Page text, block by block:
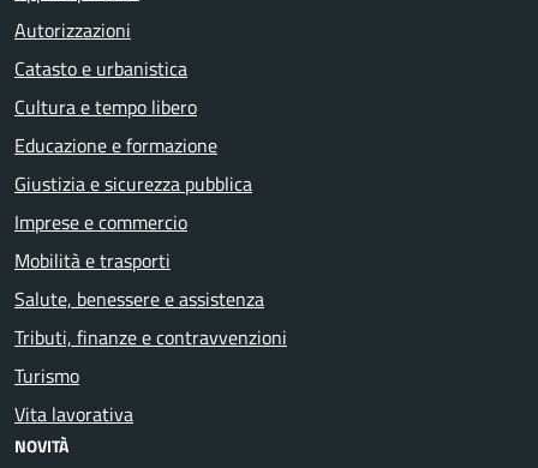
Autorizzazioni
Catasto e urbanistica
Cultura e tempo libero
Educazione e formazione
Giustizia e sicurezza pubblica
Imprese e commercio
Mobilità e trasporti
Salute, benessere e assistenza
Tributi, finanze e contravvenzioni
Turismo
Vita lavorativa
NOVITÀ